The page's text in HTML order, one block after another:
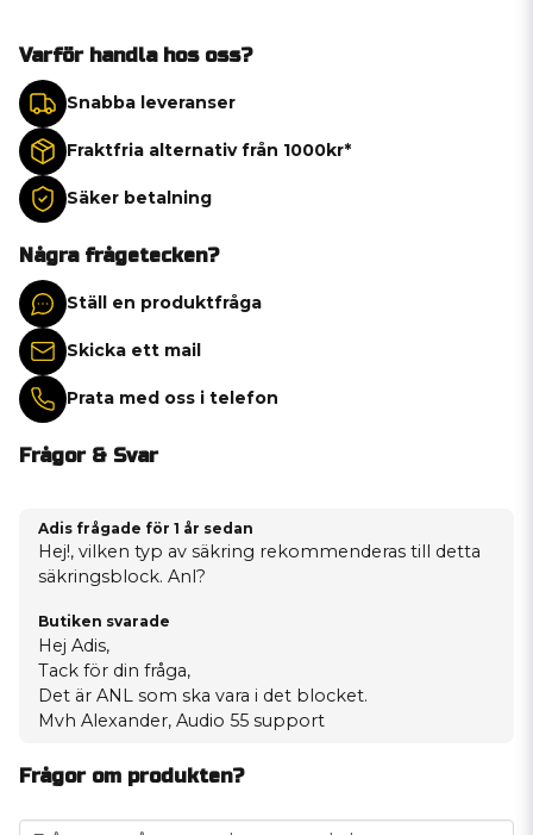
Varför handla hos oss?
Snabba leveranser
Fraktfria alternativ från 1000kr*
Säker betalning
Några frågetecken?
Ställ en produktfråga
Skicka ett mail
Prata med oss i telefon
Frågor & Svar
Adis frågade för 1 år sedan
Hej!, vilken typ av säkring rekommenderas till detta
säkringsblock. Anl?
Butiken svarade
Hej Adis,
Tack för din fråga,
Det är ANL som ska vara i det blocket.
Mvh Alexander, Audio 55 support
Frågor om produkten?